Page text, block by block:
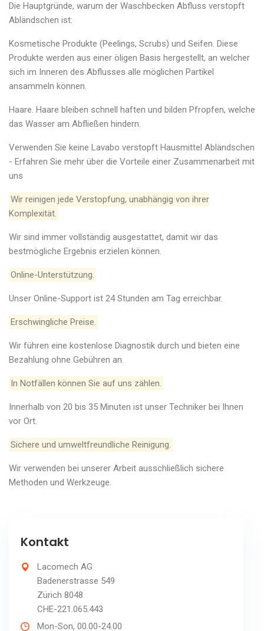
Die Hauptgründe, warum der Waschbecken Abfluss verstopft
Abländschen ist:
Kosmetische Produkte (Peelings, Scrubs) und Seifen. Diese
Produkte werden aus einer öligen Basis hergestellt, an welcher
sich im Inneren des Abflusses alle möglichen Partikel
ansammeln können.
Haare. Haare bleiben schnell haften und bilden Pfropfen, welche
das Wasser am Abfließen hindern.
Verwenden Sie keine Lavabo verstopft Hausmittel Abländschen
- Erfahren Sie mehr über die Vorteile einer Zusammenarbeit mit
uns
Wir reinigen jede Verstopfung, unabhängig von ihrer
Komplexität.
Wir sind immer vollständig ausgestattet, damit wir das
bestmögliche Ergebnis erzielen können.
Online-Unterstützung.
Unser Online-Support ist 24 Stunden am Tag erreichbar.
Erschwingliche Preise.
Wir führen eine kostenlose Diagnostik durch und bieten eine
Bezahlung ohne Gebühren an.
In Notfällen können Sie auf uns zählen.
Innerhalb von 20 bis 35 Minuten ist unser Techniker bei Ihnen
vor Ort.
Sichere und umweltfreundliche Reinigung.
Wir verwenden bei unserer Arbeit ausschließlich sichere
Methoden und Werkzeuge.
Kontakt
Lacomech AG
Badenerstrasse 549
Zürich 8048
CHE-221.065.443
Mon-Son, 00.00-24.00